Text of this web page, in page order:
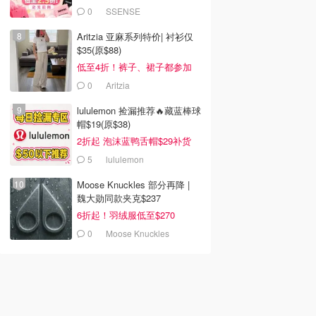
(原$2130)
0 SSENSE
Aritzia 亚麻系列特价| 衬衫仅
$35(原$88)
低至4折！裤子、裙子都参加
0 Aritzia
lululemon 捡漏推荐🔥藏蓝棒球
帽$19(原$38)
2折起 泡沫蓝鸭舌帽$29补货
5 lululemon
Moose Knuckles 部分再降 |
魏大勋同款夹克$237
6折起！羽绒服低至$270
0 Moose Knuckles